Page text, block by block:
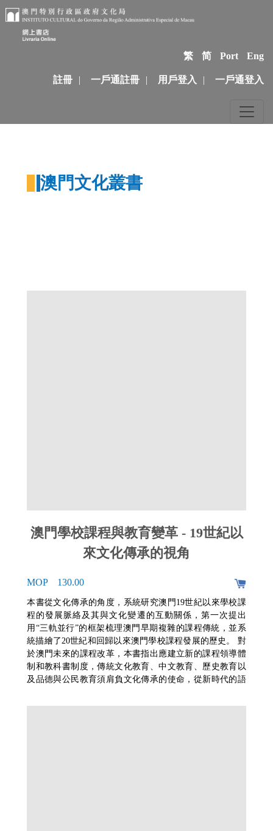
繁 简 Port Eng
註冊 | 一戶通註冊 | 用戶登入 | 一戶通登入
澳門文化叢書
澳門學校課程與教育變革 - 19世紀以
來文化傳承的視角
MOP 130.00
本書從文化傳承的角度，系統研究澳門19世紀以來學校課
程的發展脈絡及其與文化變遷的互動關係，第一次提出
用“三軌並行”的框架梳理澳門早期複雜的課程傳統，並系
統描繪了20世紀和回歸以來澳門學校課程發展的歷史。 對
於澳門未來的課程改革，本書指出應建立新的課程領導體
制和教科書制度，傳統文化教育、中文教育、歷史教育以
及品德與公民教育須肩負文化傳承的使命，從新時代的語
神和價值系統，加強近現代史教育並強調澳門史與作為整